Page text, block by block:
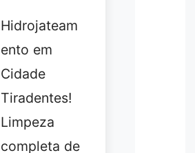
Hidrojateam
ento em
Cidade
Tiradentes!
Limpeza
completa de